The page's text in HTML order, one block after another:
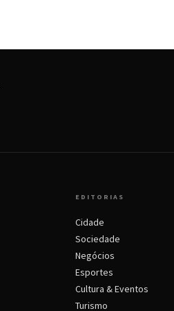
EDITORIAS
Cidade
Sociedade
Negócios
Esportes
Cultura & Eventos
Turismo